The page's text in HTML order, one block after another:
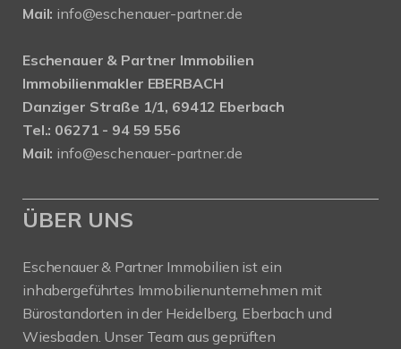
Mail: info@eschenauer-partner.de
Eschenauer & Partner Immobilien
Immobilienmakler EBERBACH
Danziger Straße 1/1, 69412 Eberbach
Tel.: 06271 - 94 59 556
Mail: info@eschenauer-partner.de
ÜBER UNS
Eschenauer & Partner Immobilien ist ein
inhabergeführtes Immobilienunternehmen mit
Bürostandorten in der Heidelberg, Eberbach und
Wiesbaden. Unser Team aus geprüften